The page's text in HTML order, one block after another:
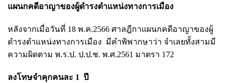
แผนกคดีอาญาของผู้ดำรงตำแหน่งทางการเมือง
หลังจากเมื่อวันที่ 18 พ.ค.2566 ศาลฎีกาแผนกคดีอาญาของผู้
ดำรงตำแหน่งทางการเมือง มีคำพิพากษาว่า จำเลยทั้งสามมี
ความผิดตาม พ.ร.ป. ป.ป.ช. พ.ศ.2561 มาตรา 172
ลงโทษจำคุกคนละ 1 ปี